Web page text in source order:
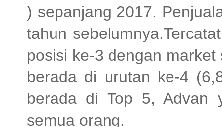
) sepanjang 2017.
tahun
posisi ke-3 dengan
berada di urutan ke-4
berada di Top 5, Advan
semua orang.